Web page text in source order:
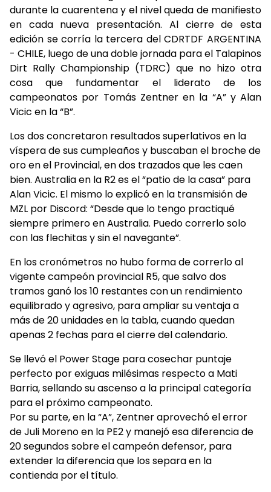
durante la cuarentena y el nivel queda de manifiesto
en cada nueva presentación. Al cierre de esta
edición se corría la tercera del CDRTDF ARGENTINA
- CHILE, luego de una doble jornada para el Talapinos
Dirt Rally Championship (TDRC) que no hizo otra
cosa que fundamentar el liderato de los
campeonatos por Tomás Zentner en la “A” y Alan
Vicic en la “B”.
Los dos concretaron resultados superlativos en la
víspera de sus cumpleaños y buscaban el broche de
oro en el Provincial, en dos trazados que les caen
bien. Australia en la R2 es el “patio de la casa” para
Alan Vicic. El mismo lo explicó en la transmisión de
MZL por Discord: “Desde que lo tengo practiqué
siempre primero en Australia. Puedo correrlo solo
con las flechitas y sin el navegante”.
En los cronómetros no hubo forma de correrlo al
vigente campeón provincial R5, que salvo dos
tramos ganó los 10 restantes con un rendimiento
equilibrado y agresivo, para ampliar su ventaja a
más de 20 unidades en la tabla, cuando quedan
apenas 2 fechas para el cierre del calendario.
Se llevó el Power Stage para cosechar puntaje
perfecto por exiguas milésimas respecto a Mati
Barria, sellando su ascenso a la principal categoría
para el próximo campeonato.
Por su parte, en la “A”, Zentner aprovechó el error
de Juli Moreno en la PE2 y manejó esa diferencia de
20 segundos sobre el campeón defensor, para
extender la diferencia que los separa en la
contienda por el título.